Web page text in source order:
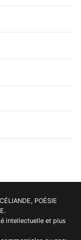
POÉSIE
intellectuelle et plus